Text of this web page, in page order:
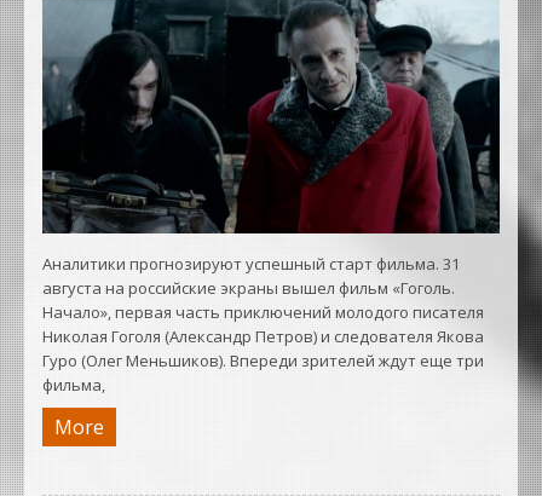
Аналитики прогнозируют успешный старт фильма. 31
августа на российские экраны вышел фильм «Гоголь.
Начало», первая часть приключений молодого писателя
Николая Гоголя (Александр Петров) и следователя Якова
Гуро (Олег Меньшиков). Впереди зрителей ждут еще три
фильма,
More